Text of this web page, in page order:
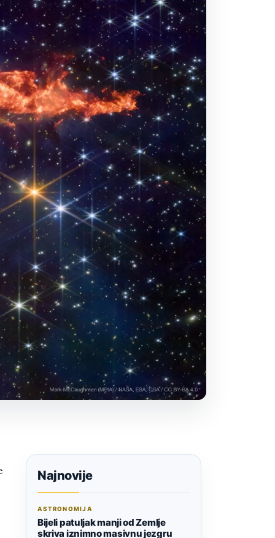
Najnovije
ASTRONOMIJA
Bijeli patuljak manji od Zemlje
skriva iznimno masivnu jezgru